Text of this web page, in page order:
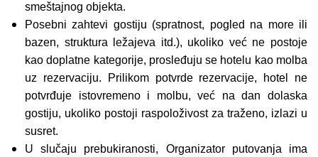
smeštajnog objekta.
Posebni zahtevi gostiju (spratnost, pogled na more ili
bazen, struktura ležajeva itd.), ukoliko već ne postoje
kao doplatne kategorije, prosleđuju se hotelu kao molba
uz rezervaciju. Prilikom potvrde rezervacije, hotel ne
potvrđuje istovremeno i molbu, već na dan dolaska
gostiju, ukoliko postoji raspoloživost za traženo, izlazi u
susret.
U slučaju prebukiranosti, Organizator putovanja ima